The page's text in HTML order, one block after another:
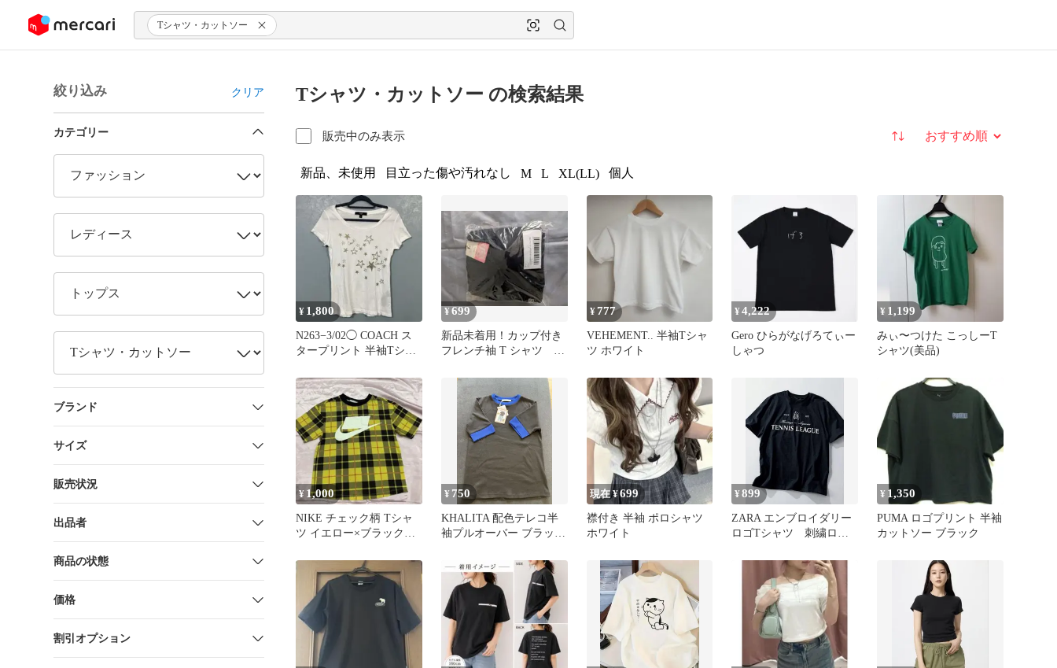
ツにスキップ Tシャツ・カットソー
絞り込み クリア
カテゴリー
ブランド
サイズ
販売状況
出品者
商品の状態
価格
割引オプション
Tシャツ・カットソー の検索結果
販売中のみ表示 並び替え
新品、未使用 目立った傷や汚れなし M L XL(LL) 個人
¥ 1,800
N263−3/02◯ COACH ス
タープリント 半袖Tシャ
¥699
新品未着用！カップ付き
フレンチ袖 T シャツ ネ
¥777
VEHEMENT.. 半袖Tシャ
ツ ホワイト
¥4,222
Gero ひらがなげろてぃー
しゃつ
¥ 1,199
みぃ〜つけた こっしーT
シャツ(美品)
¥ 1,000
NIKE チェック柄 Tシャ
ツ イエロー×ブラックXS
¥ 750
KHALITA 配色テレコ半
袖プルオーバー ブラック
現在 ¥699
襟付き 半袖 ポロシャツ
ホワイト
¥899
ZARA エンブロイダリー
ロゴTシャツ 刺繍ロ
ド ネイビー
¥ 1,350
PUMA ロゴプリント 半袖
カットソー ブラック